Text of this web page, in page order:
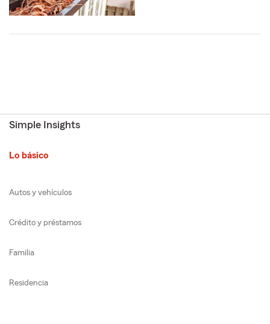
Simple Insights
Lo básico
Autos y vehículos
Crédito y préstamos
Familia
Residencia